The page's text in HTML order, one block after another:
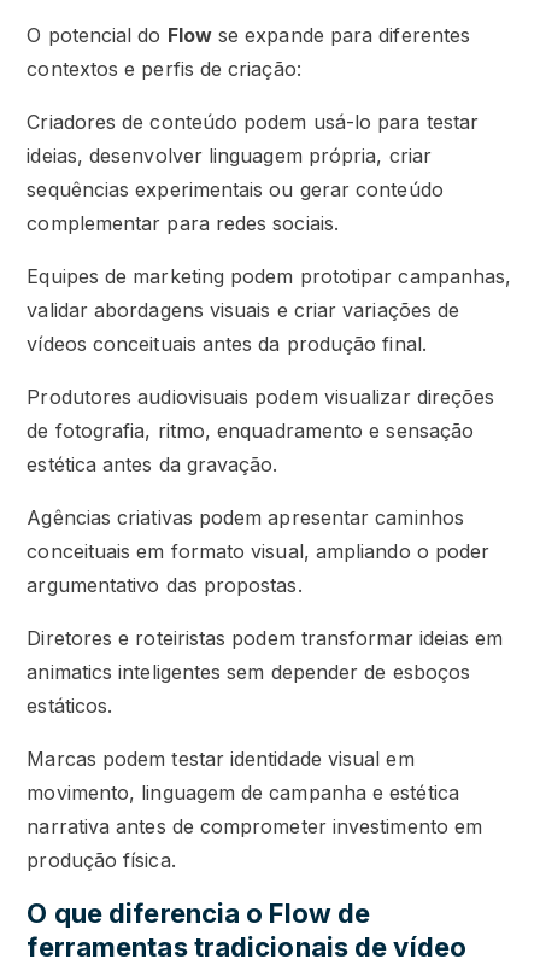
O potencial do Flowse expande para diferentes
contextos e perfis de criação:
Criadores de conteúdo podem usá-lo para testar
ideias, desenvolver linguagem própria, criar
sequências experimentais ou gerar conteúdo
complementar para redes sociais.
Equipes de marketing podem prototipar campanhas,
validar abordagens visuais e criar variações de
vídeos conceituais antes da produção final.
Produtores audiovisuais podem visualizar direções
de fotografia, ritmo, enquadramento e sensação
estética antes da gravação.
Agências criativas podem apresentar caminhos
conceituais em formato visual, ampliando o poder
argumentativo das propostas.
Diretores e roteiristas podem transformar ideias em
animatics inteligentes sem depender de esboços
estáticos.
Marcas podem testar identidade visual em
movimento, linguagem de campanha e estética
narrativa antes de comprometer investimento em
produção física.
O que diferencia o Flow de
ferramentas tradicionais de vídeo